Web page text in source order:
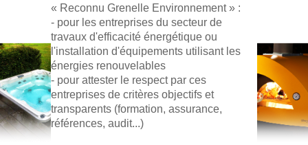
« Reconnu Grenelle Environnement » :
- pour les entreprises du secteur de
travaux d'efficacité énergétique ou
l'installation d'équipements utilisant les
énergies renouvelables
- pour attester le respect par ces
entreprises de critères objectifs et
transparents (formation, assurance,
références, audit...)